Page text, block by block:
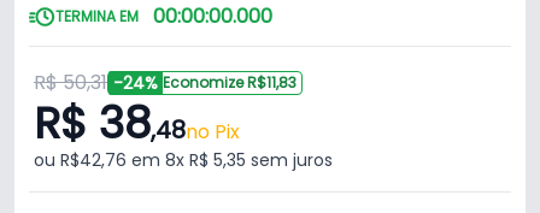
TERMINA EM 00:00:00.000
R$ 50,31 -24% Economize R$11,83
R$ 38,48no Pix
ou R$42,76 em 8x R$ 5,35 sem juros